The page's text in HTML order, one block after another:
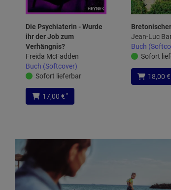
Die Psychiaterin - Wurde
ihr der Job zum
Verhängnis?
Freida McFadden
Buch (Softcover)
Sofort lieferbar
17,00 € *
Jean-Luc
Buch
Sofort
18,00 €